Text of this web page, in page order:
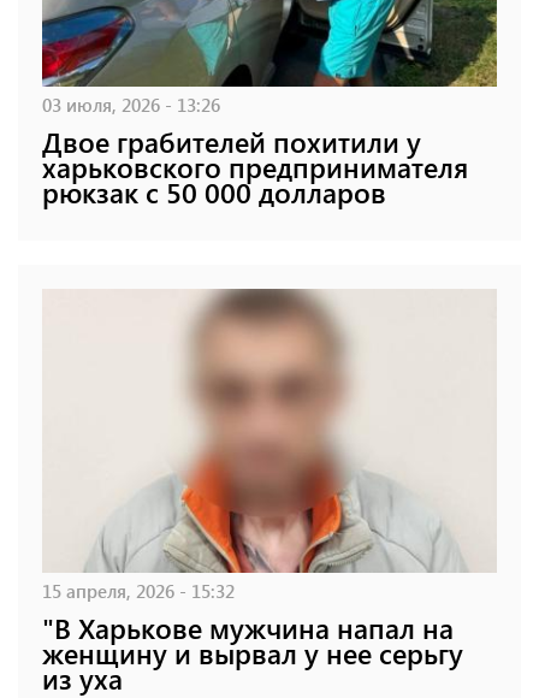
03 июля, 2026 - 13:26
Двое грабителей похитили у
харьковского предпринимателя
рюкзак с 50 000 долларов
15 апреля, 2026 - 15:32
"В Харькове мужчина напал на
женщину и вырвал у нее серьгу
из уха